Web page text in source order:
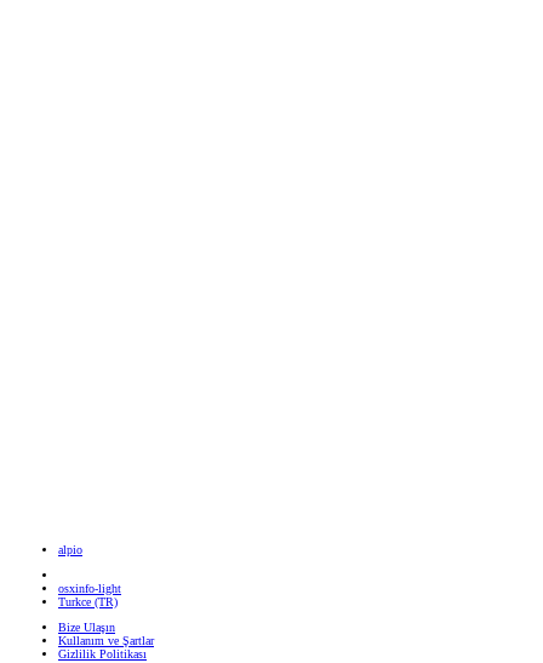
alpio
osxinfo-light
Turkce (TR)
Bize Ulaşın
Kullanım ve Şartlar
Gizlilik Politikası